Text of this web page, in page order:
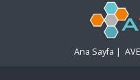
Ana Sayfa |